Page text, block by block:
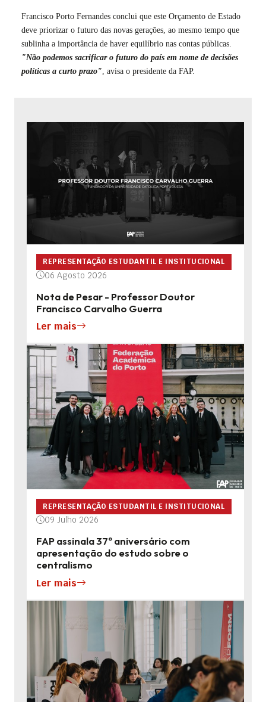
Francisco Porto Fernandes conclui que este Orçamento de Estado
deve priorizar o futuro das novas gerações, ao mesmo tempo que
sublinha a importância de haver equilíbrio nas contas públicas.
"Não podemos sacrificar o futuro do país em nome de decisões
políticas a curto prazo" , avisa o presidente da FAP.
REPRESENTAÇÃO ESTUDANTIL E INSTITUCIONAL
06 Agosto 2026
Nota de Pesar - Professor Doutor
Francisco Carvalho Guerra
Ler mais
REPRESENTAÇÃO ESTUDANTIL E INSTITUCIONAL
09 Julho 2026
FAP assinala 37º aniversário com
apresentação do estudo sobre o
centralismo
Ler mais